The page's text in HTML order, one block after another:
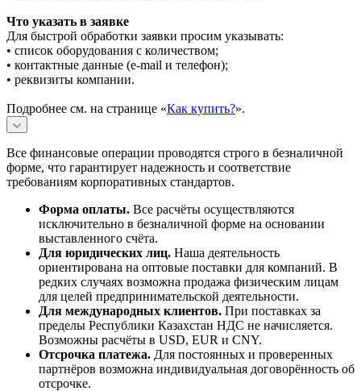
Что указать в заявке
Для быстрой обработки заявки просим указывать:
• список оборудования с количеством;
• контактные данные (e-mail и телефон);
• реквизиты компании.
Подробнее см. на странице «Как купить?».
Все финансовые операции проводятся строго в безналичной
форме, что гарантирует надежность и соответствие
требованиям корпоративных стандартов.
Форма оплаты. Все расчёты осуществляются
исключительно в безналичной форме на основании
выставленного счёта.
Для юридических лиц. Наша деятельность
ориентирована на оптовые поставки для компаний. В
редких случаях возможна продажа физическим лицам
для целей предпринимательской деятельности.
Для международных клиентов. При поставках за
пределы Республики Казахстан НДС не начисляется.
Возможны расчёты в USD, EUR и CNY.
Отсрочка платежа. Для постоянных и проверенных
партнёров возможна индивидуальная договорённость об
отсрочке.